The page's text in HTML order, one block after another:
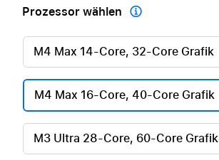
Prozessor wählen 
M4 Max 14-Core, 32-Core Grafik
M4 Max 16-Core, 40-Core Grafik
M3 Ultra 28-Core, 60-Core Grafik